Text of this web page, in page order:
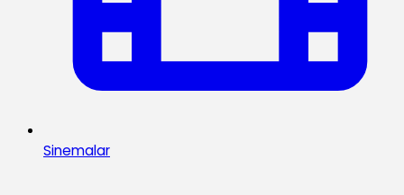
Sinemalar